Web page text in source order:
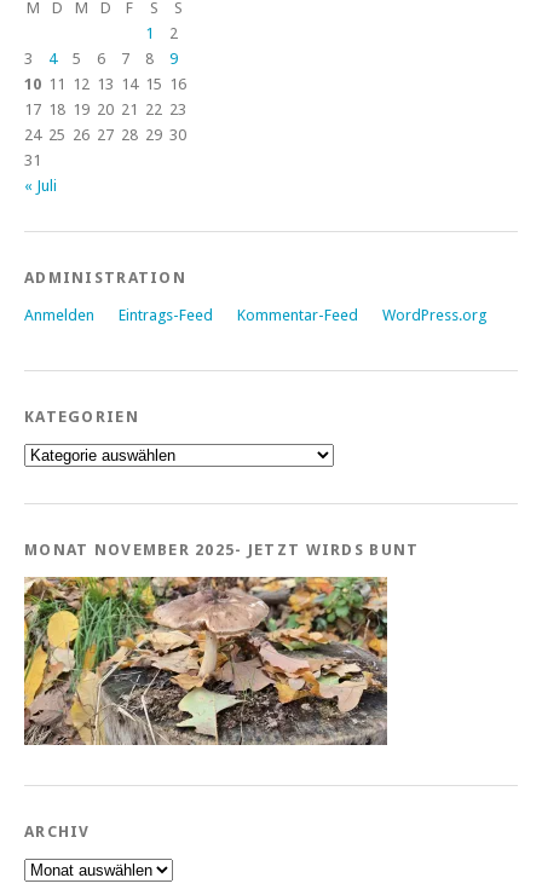
M
D M D F S
S
1
2
3
4 5 6 7 8
9
10 11 12 13 14 15 16
17 18 19 20 21 22 23
24 25 26 27 28 29 30
31
« Juli
ADMINISTRATION
Anmelden Eintrags-Feed Kommentar-Feed WordPress.org
KATEGORIEN
Kategorien
MONAT NOVEMBER 2025- JETZT WIRDS BUNT
ARCHIV
Archiv